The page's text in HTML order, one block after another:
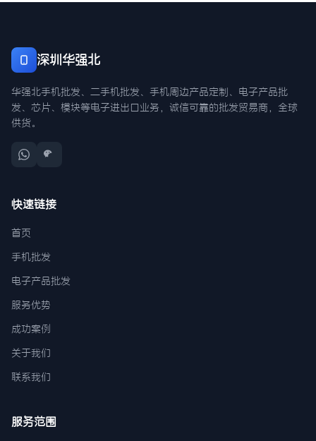
深圳华强北
华强北手机批发、二手机批发、手机周边产品定制、电子产品批
发、芯片、模块等电子进出口业务，诚信可靠的批发贸易商，全球
供货。
快速链接
首页
手机批发
电子产品批发
服务优势
成功案例
关于我们
联系我们
服务范围